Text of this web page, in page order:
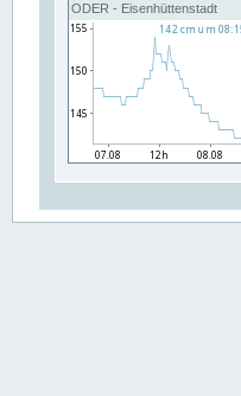
ODER - Eisenhüttenstadt